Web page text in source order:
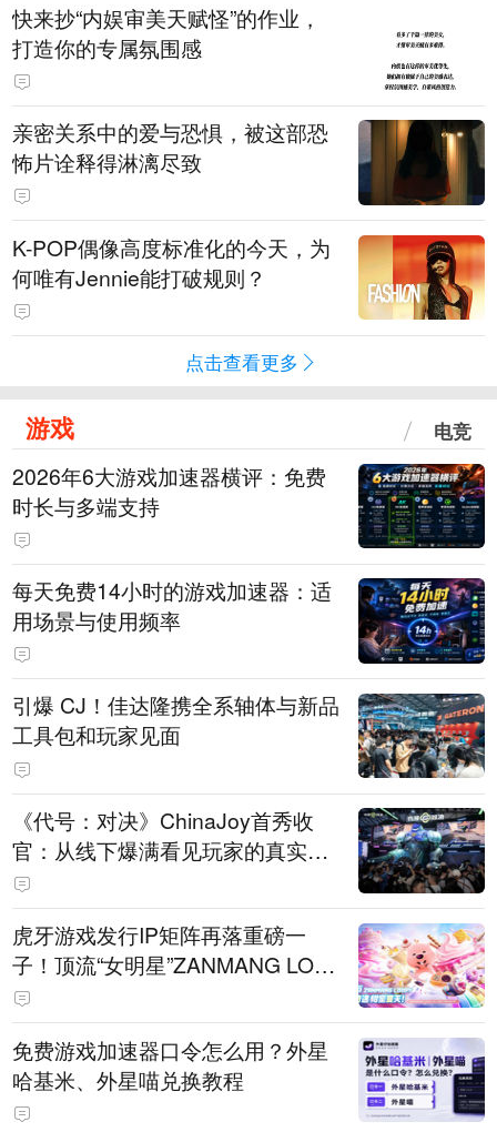
快来抄“内娱审美天赋怪”的作业，
打造你的专属氛围感
亲密关系中的爱与恐惧，被这部恐
怖片诠释得淋漓尽致
K-POP偶像高度标准化的今天，为
何唯有Jennie能打破规则？
点击查看更多
游戏 电竞
2026年6大游戏加速器横评：免费
时长与多端支持
每天免费14小时的游戏加速器：适
用场景与使用频率
引爆 CJ！佳达隆携全系轴体与新品
工具包和玩家见面
《代号：对决》ChinaJoy首秀收
官：从线下爆满看见玩家的真实期
待
虎牙游戏发行IP矩阵再落重磅一
子！顶流“女明星”ZANMANG LOO
PY 正版3D消除手游《消消奇遇》
惊喜曝光
免费游戏加速器口令怎么用？外星
哈基米、外星喵兑换教程